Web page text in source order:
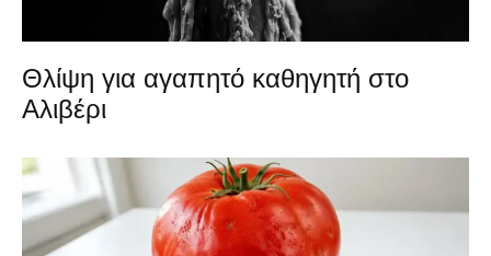
Θλίψη για αγαπητό καθηγητή στο
Αλιβέρι